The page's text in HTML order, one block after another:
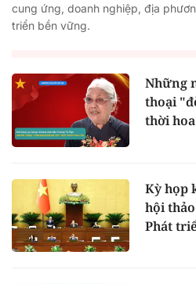
cung ứng, doanh nghiệp, địa
triển bền vững.
Những
thoại
thời
Kỳ họp
hội
Phát